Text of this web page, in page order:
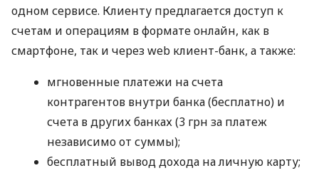
одном сервисе. Клиенту предлагается доступ к
счетам и операциям в формате онлайн, как в
смартфоне, так и через web клиент-банк, а также:
мгновенные платежи на счета
контрагентов внутри банка (бесплатно) и
счета в других банках (3 грн за платеж
независимо от суммы);
бесплатный вывод дохода на личную карту;